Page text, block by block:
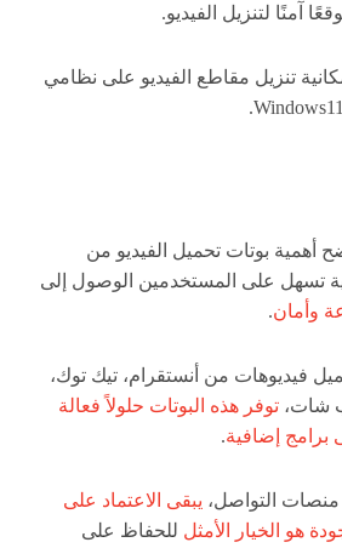
تنزيل مقاطع الفيديو على نظامي
أهمية بوتات تحميل الفيديو من
تسهل على المستخدمين الوصول إلى
وأمان.
فيديوهات من أنستقرام، تيك توك،
شات، توفر هذه البوتات حلولاً فعالة
برامج إضافية.
التواصل، يبقى الاعتماد على
هو الخيار الأمثل للحفاظ على